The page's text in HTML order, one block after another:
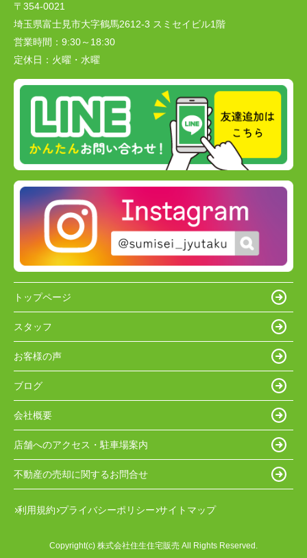
〒354-0021
埼玉県富士見市大字鶴馬2612-3 スミセイビル1階
営業時間： 9:30～18:30
定休日： 火曜・水曜
トップページ
スタッフ
お客様の声
ブログ
会社概要
店舗へのアクセス・駐車場案内
不動産の売却に関するお問合せ
利用規約 プライバシーポリシー サイトマップ
Copyright(c) 株式会社住生住宅販売 All Rights Reserved.